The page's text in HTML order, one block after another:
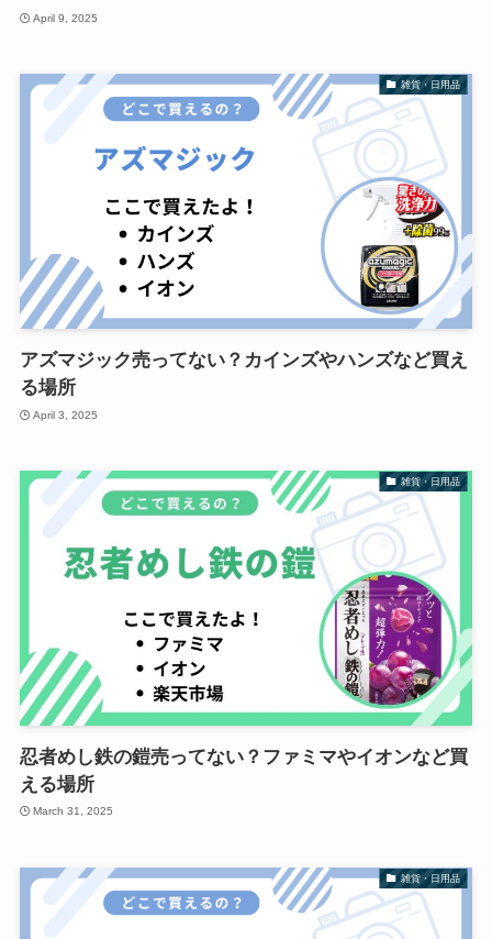
April 9, 2025
雑貨・日用品
アズマジック売ってない？カインズやハンズなど買え
る場所
April 3, 2025
雑貨・日用品
忍者めし鉄の鎧売ってない？ファミマやイオンなど買
える場所
March 31, 2025
雑貨・日用品